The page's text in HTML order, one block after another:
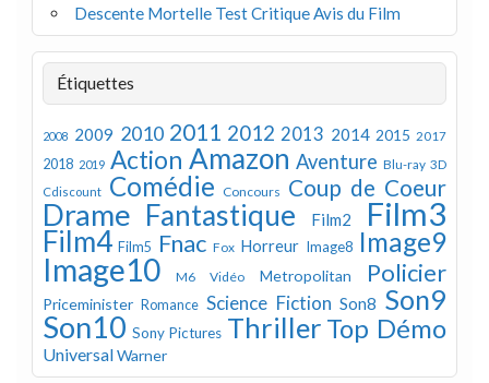
Descente Mortelle Test Critique Avis du Film
Étiquettes
2008 2009 2010 2011 2012 2013 2014 2015 2017
2018 2019 Action Amazon Aventure Blu-ray 3D
Cdiscount Comédie Concours Coup de Coeur
Drame Fantastique Film2 Film3
Film4 Film5 Fnac Fox Horreur Image8 Image9
Image10 M6 Vidéo Metropolitan Policier
Priceminister Romance Science Fiction Son8 Son9
Son10 Sony Pictures Thriller Top Démo
UniversalWarner